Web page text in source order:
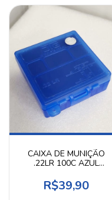
CAIXA DE MUNIÇÃO
.22LR 100C AZUL
R$39,90